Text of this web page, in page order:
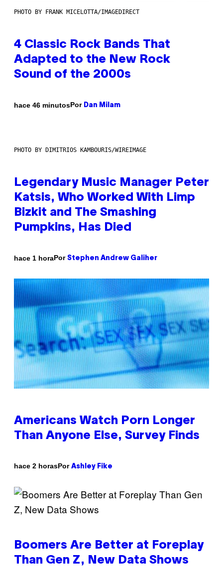
PHOTO BY FRANK MICELOTTA/IMAGEDIRECT
4 Classic Rock Bands That
Adapted to the New Rock
Sound of the 2000s
hace 46 minutosPor Dan Milam
PHOTO BY DIMITRIOS KAMBOURIS/WIREIMAGE
Legendary Music Manager Peter
Katsis, Who Worked With Limp
Bizkit and The Smashing
Pumpkins, Has Died
hace 1 horaPor Stephen Andrew Galiher
Americans Watch Porn Longer
Than Anyone Else, Survey Finds
hace 2 horasPor Ashley Fike
Boomers Are Better at Foreplay
Than Gen Z, New Data Shows